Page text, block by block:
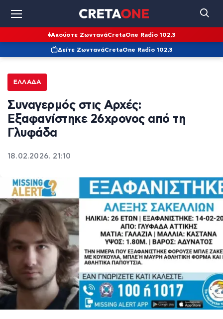
Ακούστε ΖωντανάCretaOne Radio 102,3
Δείτε ΖωντανάCretaOne Radio 102,3
ΕΛΛΆΔΑ
Συναγερμός στις Αρχές:
Εξαφανίστηκε 26χρονος από τη
Γλυφάδα
18.02.2026, 21:10